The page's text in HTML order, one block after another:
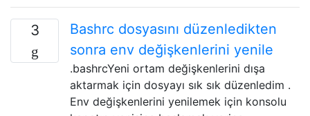
3
Bashrc dosyasını düzenledikten
sonra env değişkenlerini yenile
.bashrcYeni ortam değişkenlerini dışa
aktarmak için dosyayı sık sık düzenledim .
Env değişkenlerini yenilemek için konsolu